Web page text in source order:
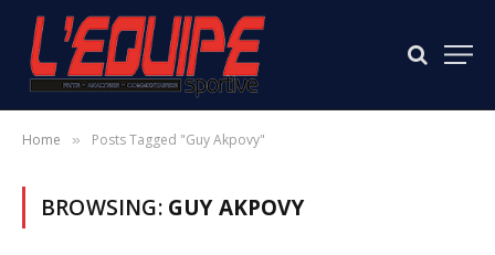
Home » Posts Tagged "Guy Akpovy"
BROWSING: GUY AKPOVY